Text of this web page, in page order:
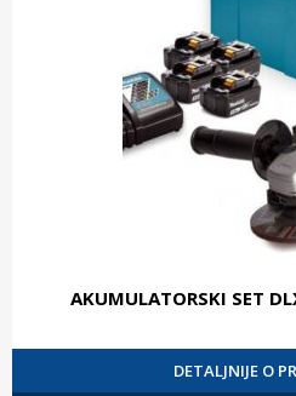
AKUMULATORSKI SET
DETALJNIJE O